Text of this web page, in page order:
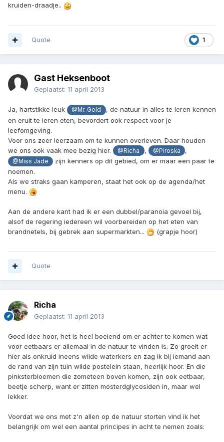
kruiden-draadje..
1
Quote
Gast Heksenboot
Geplaatst: 11 april 2013
Ja, hartstikke leuk @Mr. Gold
, de natuur in alles te leren kennen
en eruit te leren eten, bevordert ook respect voor je
leefomgeving.
Voor ons zeer leerzaam om te kunnen overleven. Daar houden
we ons ook vaak mee bezig hier.
@Richa , @Piroska ,
@Miss Jade
zijn kenners op dit gebied, om er maar een paar te
noemen.
Als we straks gaan kamperen, staat het ook op de agenda/het
menu.
Aan de andere kant had ik er een dubbel/paranoia gevoel bij,
alsof de regering iedereen wil voorbereiden op het eten van
brandnetels, bij gebrek aan supermarkten...
(grapje hoor)
Quote
Richa
Geplaatst: 11 april 2013
Goed idee hoor, het is heel boeiend om er achter te komen wat
voor eetbaars er allemaal in de natuur te vinden is. Zo groeit er
hier als onkruid ineens wilde waterkers en zag ik bij iemand aan
de rand van zijn tuin wilde postelein staan, heerlijk hoor. En die
pinksterbloemen die zometeen boven komen, zijn ook eetbaar,
beetje scherp, want er zitten mosterdglycosiden in, maar wel
lekker.
Voordat we ons met z'n allen op de natuur storten vind ik het
belangrijk om wel een aantal principes in acht te nemen zoals: